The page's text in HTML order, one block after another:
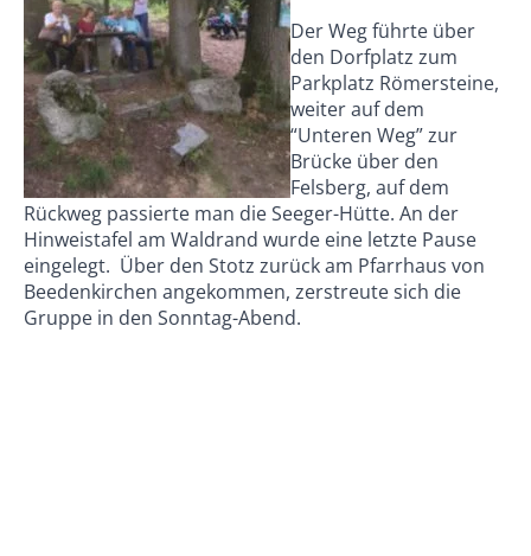
Der Weg führte über
den Dorfplatz zum
Parkplatz Römersteine,
weiter auf dem
“Unteren Weg” zur
Brücke über den
Felsberg, auf dem
Rückweg passierte man die Seeger-Hütte. An der
Hinweistafel am Waldrand wurde eine letzte Pause
eingelegt. Über den Stotz zurück am Pfarrhaus von
Beedenkirchen angekommen, zerstreute sich die
Gruppe in den Sonntag-Abend.